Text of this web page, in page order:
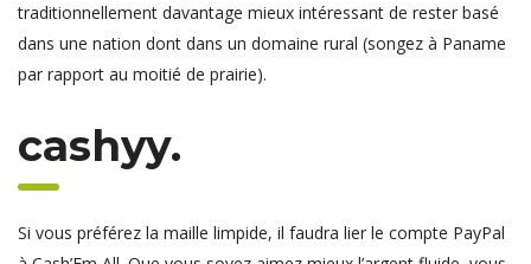
traditionnellement davantage mieux intéressant de rester basé
dans une nation dont dans un domaine rural (songez à Paname
par rapport au moitié de prairie).
cashyy.
Si vous préférez la maille limpide, il faudra lier le compte PayPal